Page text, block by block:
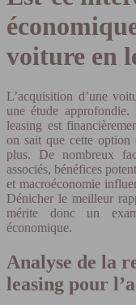
voiture en
L’acquisition d’une voiture est une décision majeure qui nécessite
une étude
leasing est
on sait que cette option
plus. De nombreux
associés, bénéfices
et macroéconomie
Dénicher le meilleur
mérite donc un
économique.
Analyse de la
leasing pour